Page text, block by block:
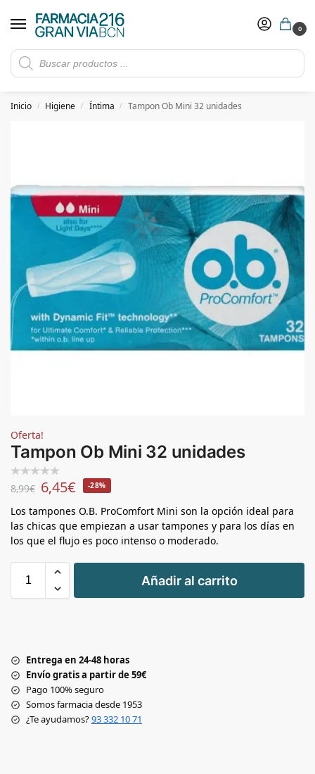
0
Rebajas de verano hasta -30%
​ 5€ de descuento con el cupón 5GRANVIA (compras superiores a 150€)
Inicio / Higiene / Íntima / Tampon Ob Mini 32 unidades
Oferta!
Tampon Ob Mini 32 unidades
8,99€ 6,45€ -28%
Los tampones O.B. ProComfort Mini son la opción ideal para
las chicas que empiezan a usar tampones y para los días en
los que el flujo es poco intenso o moderado.
+
-
Añadir al carrito
Entrega en 24-48 horas
Envío gratis a partir de 59€
Pago 100% seguro
Somos farmacia desde 1953
¿Te ayudamos?93 332 10 71